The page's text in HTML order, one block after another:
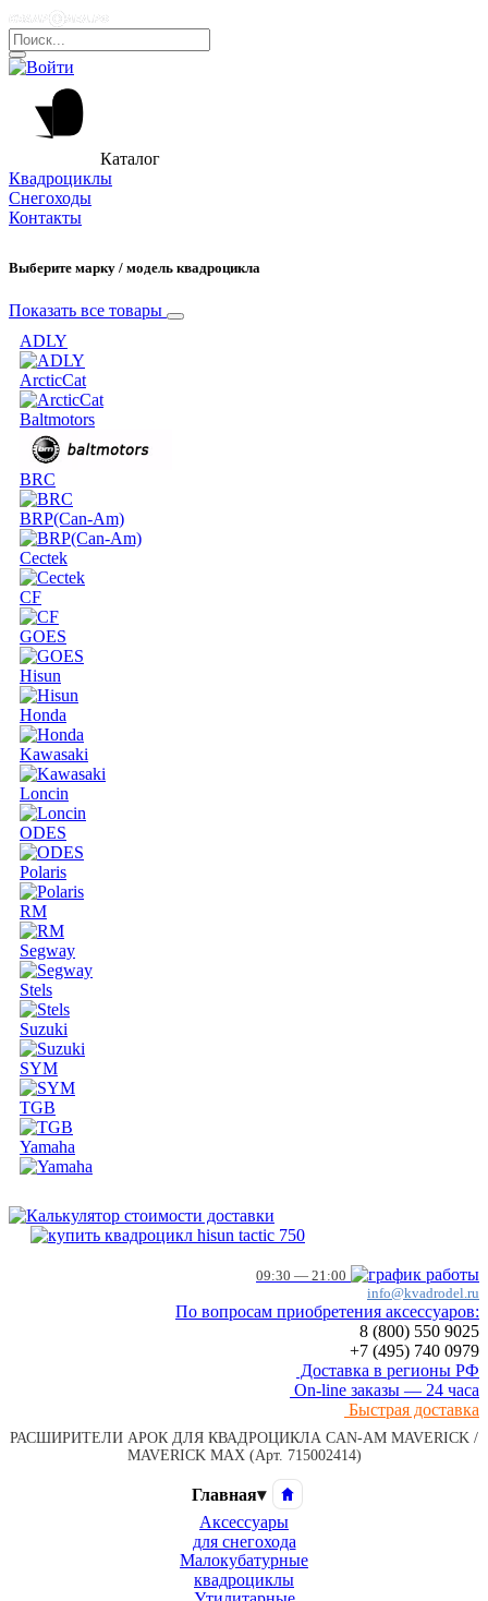
Каталог
Квадроциклы
Снегоходы
Контакты
Выберите марку / модель квадроцикла
Показать все товары
ADLY
ArcticCat
Baltmotors
BRC
BRP(Can-Am)
Cectek
CF
GOES
Hisun
Honda
Kawasaki
Loncin
ODES
Polaris
RM
Segway
Stels
Suzuki
SYM
TGB
Yamaha
09:30 — 21:00
info@kvadrodel.ru
По вопросам приобретения аксессуаров:
8 (800) 550 9025
+7 (495) 740 0979
Доставка в регионы РФ
On-line заказы — 24 часа
Быстрая доставка
РАСШИРИТЕЛИ АРОК ДЛЯ КВАДРОЦИКЛА CAN-AM MAVERICK /
MAVERICK MAX (Арт. 715002414)
Главная▾
Аксессуары
для снегохода
Малокубатурные
квадроциклы